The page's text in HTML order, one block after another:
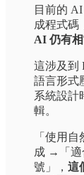
目前的
成程式碼
AI 仍有
這涉及到
語言形式
系統設計
輯。
「使用
成 →「適
號」， 這